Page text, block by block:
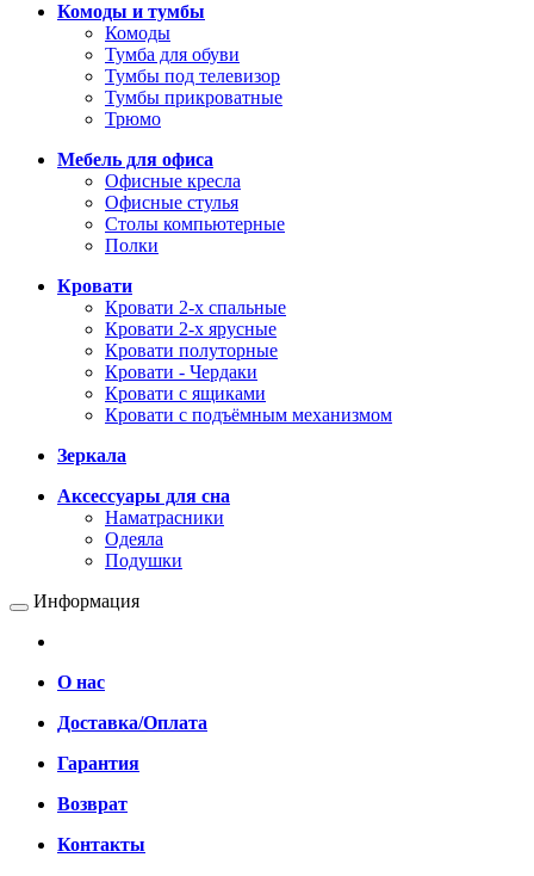
Комоды и тумбы
Комоды
Тумба для обуви
Тумбы под телевизор
Тумбы прикроватные
Трюмо
Мебель для офиса
Офисные кресла
Офисные стулья
Столы компьютерные
Полки
Кровати
Кровати 2-х спальные
Кровати 2-х ярусные
Кровати полуторные
Кровати - Чердаки
Кровати с ящиками
Кровати с подъёмным механизмом
Зеркала
Аксессуары для сна
Наматрасники
Одеяла
Подушки
Информация
О нас
Доставка/Оплата
Гарантия
Возврат
Контакты